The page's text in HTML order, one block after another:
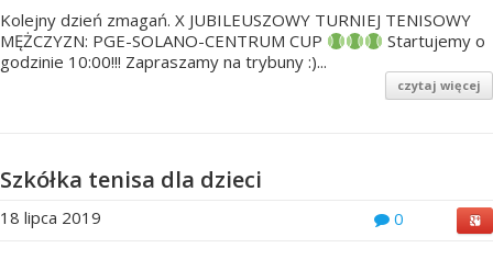
Kolejny dzień zmagań. X JUBILEUSZOWY TURNIEJ TENISOWY
MĘŻCZYZN: PGE-SOLANO-CENTRUM CUP
Startujemy o
godzinie 10:00!!! Zapraszamy na trybuny :)...
czytaj więcej
Szkółka tenisa dla dzieci
0
18 lipca 2019